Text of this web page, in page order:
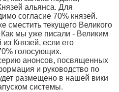
альянса. Для
согласие 70% князей.
сместить текущего Великого
Как мы уже писали - Великим
Князей, если его
голосующих.
анонсов, посвященных
и руководство по
размещено в нашей вики
системы.